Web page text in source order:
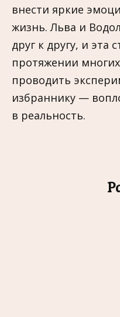
внести яркие
жизнь. Льва и
друг к другу, и эта
протяжении
проводить
избраннику —
в реальность.